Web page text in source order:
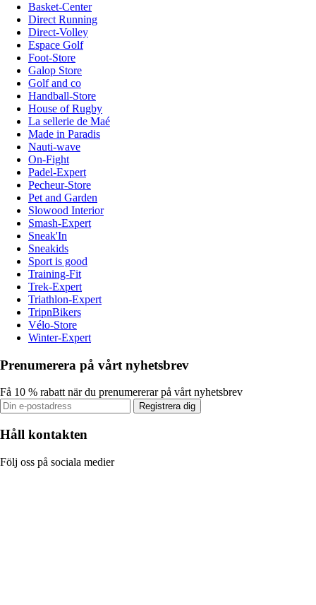
Basket-Center
Direct Running
Direct-Volley
Espace Golf
Foot-Store
Galop Store
Golf and co
Handball-Store
House of Rugby
La sellerie de Maé
Made in Paradis
Nauti-wave
On-Fight
Padel-Expert
Pecheur-Store
Pet and Garden
Slowood Interior
Smash-Expert
Sneak'In
Sneakids
Sport is good
Training-Fit
Trek-Expert
Triathlon-Expert
TripnBikers
Vélo-Store
Winter-Expert
Prenumerera på vårt nyhetsbrev
Få 10 % rabatt när du prenumererar på vårt nyhetsbrev
Registrera dig
Håll kontakten
Följ oss på sociala medier